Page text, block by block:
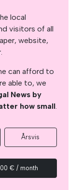
local
visitors of all
website,
can afford to
able to, we
News by
how small.
Årsvis
€ / month